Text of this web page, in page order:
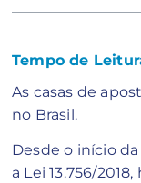
Tempo de
As casas de
no Brasil.
Desde o início
a Lei 13.756/